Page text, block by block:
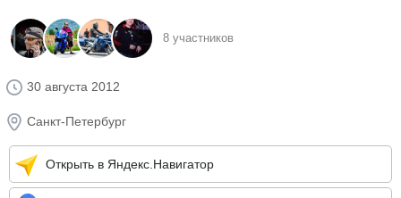
8 участников
30 августа 2012
Санкт-Петербург
Открыть в Яндекс.Навигатор